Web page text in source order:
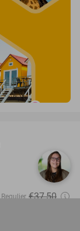
32%
9.3star
Regulier €37,50